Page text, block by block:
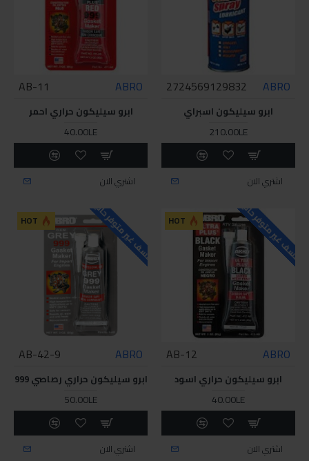
ABRO
2724569129832
ابرو سيليكون اسبراي
210.00LE
اشتري الان
ABRO
11-AB
ابرو سيليكون حراري احمر
40.00LE
اشتري الان
HOT للاسف غير متوفر حاليا
ABRO
12-AB
ابرو سيليكون حراري اسود
40.00LE
اشتري الان
HOT للاسف غير متوفر حاليا
ABRO
9-AB-42
ابرو سيليكون حراري رصاصي 999
50.00LE
اشتري الان